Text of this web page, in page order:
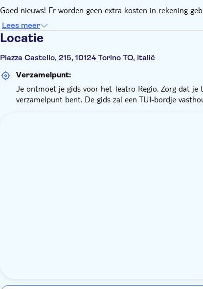
Goed nieuws! Er worden geen extra kosten in rekening
Lees meer
Locatie
Piazza Castello, 215, 10124 Torino TO, Italië
Verzamelpunt:
Je ontmoet je gids voor het Teatro Regio. Zorg dat
verzamelpunt bent. De gids zal een TUI-bordje